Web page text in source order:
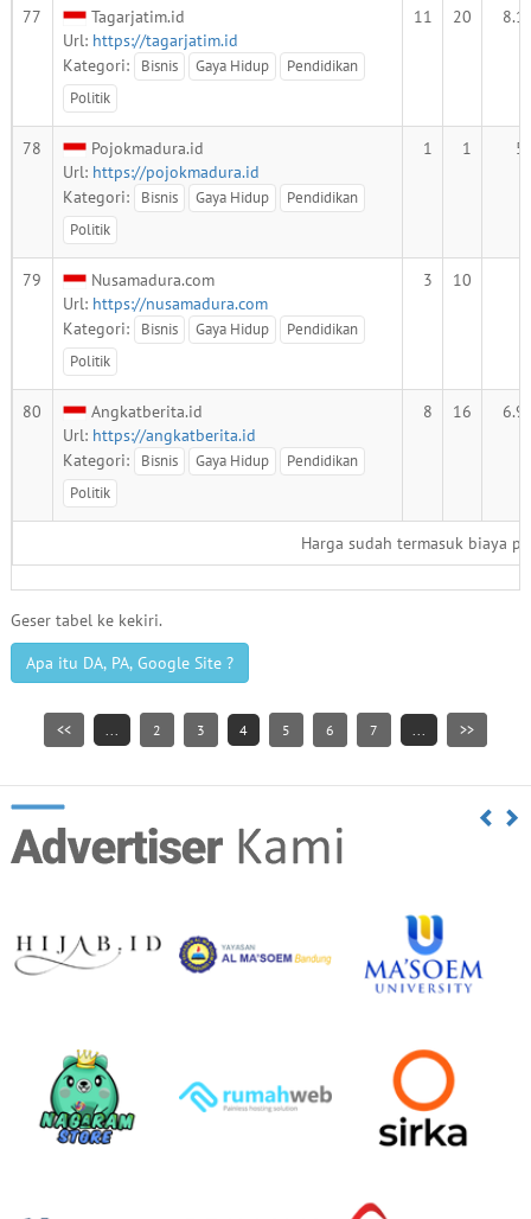
77
Tagarjatim.id
Url: https://tagarjatim.id
Kategori:
Bisnis Gaya Hidup
Pendidikan
Politik
11 20
78
Pojokmadura.id
Url: https://pojokmadura.id
Kategori:
Bisnis Gaya Hidup
Pendidikan
Politik
1 1
79
Nusamadura.com
Url: https://nusamadura.com
Kategori:
Bisnis Gaya Hidup
Pendidikan
Politik
3 10
80
Angkatberita.id
Url: https://angkatberita.id
Kategori:
Bisnis Gaya Hidup
Pendidikan
Politik
8 16
Harga sudah termasuk biaya
Geser tabel ke kekiri.
Apa itu DA, PA, Google Site ?
<< 2 3 4 5 6 7 >>